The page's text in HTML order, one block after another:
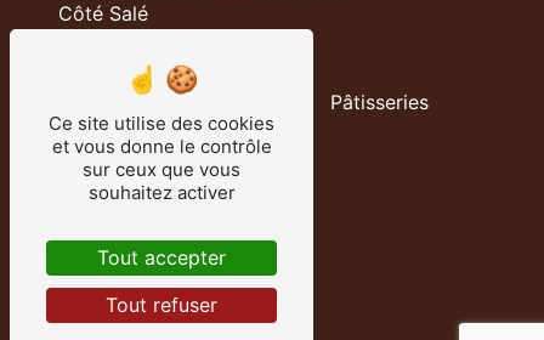
Côté Salé
Nos prestations
Boulangerie
Chocolateries
Traiteur
Salon De Thé
Gâteau D’événement
Fabrication Chocolat
Confection Pièce Montée
Pâtisseries
Ce site utilise des cookies
et vous donne le contrôle
sur ceux que vous
souhaitez activer
Tout accepter
Tout refuser